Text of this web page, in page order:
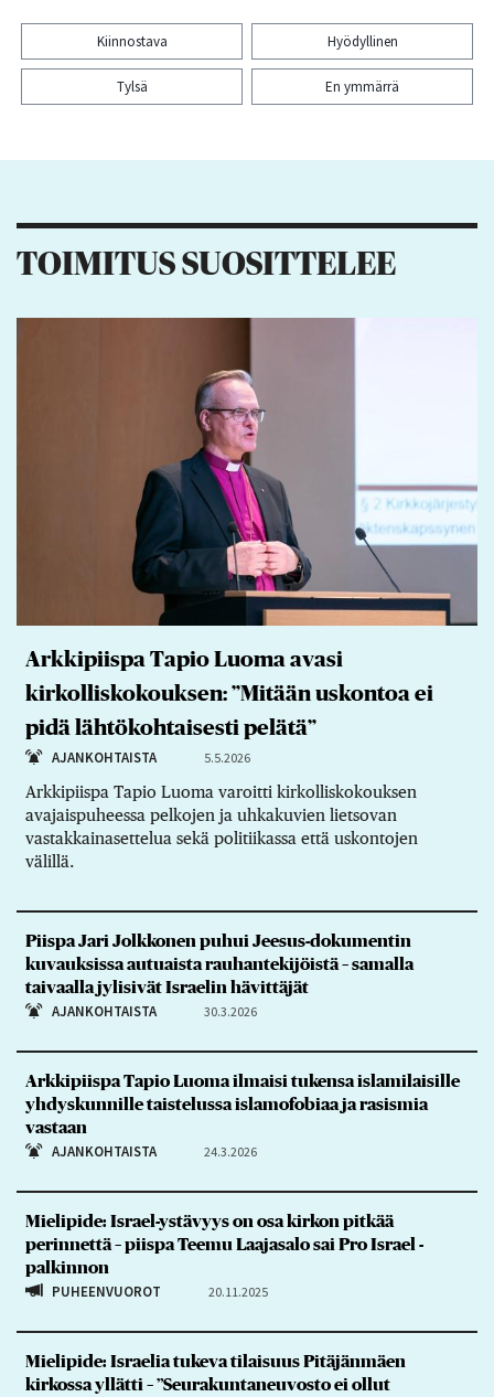
Kiinnostava Hyödyllinen
Tylsä En ymmärrä
TOIMITUS SUOSITTELEE
Arkkipiispa Tapio Luoma avasi
kirkolliskokouksen: ”Mitään uskontoa ei
pidä lähtökohtaisesti pelätä”
AJANKOHTAISTA 5.5.2026
Arkkipiispa Tapio Luoma varoitti kirkolliskokouksen
avajaispuheessa pelkojen ja uhkakuvien lietsovan
vastakkainasettelua sekä politiikassa että uskontojen
välillä.
Piispa Jari Jolkkonen puhui Jeesus-dokumentin
kuvauksissa autuaista rauhantekijöistä – samalla
taivaalla jylisivät Israelin hävittäjät
AJANKOHTAISTA 30.3.2026
Arkkipiispa Tapio Luoma ilmaisi tukensa islamilaisille
yhdyskunnille taistelussa islamofobiaa ja rasismia
vastaan
AJANKOHTAISTA 24.3.2026
Mielipide: Israel-ystävyys on osa kirkon pitkää
perinnettä – piispa Teemu Laajasalo sai Pro Israel -
palkinnon
PUHEENVUOROT 20.11.2025
Mielipide: Israelia tukeva tilaisuus Pitäjänmäen
kirkossa yllätti – ”Seurakuntaneuvosto ei ollut